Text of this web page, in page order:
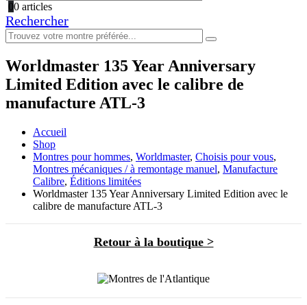
00 articles
Rechercher
Worldmaster 135 Year Anniversary
Limited Edition avec le calibre de
manufacture ATL-3
Accueil
Shop
Montres pour hommes, Worldmaster, Choisis pour vous,
Montres mécaniques / à remontage manuel, Manufacture
Calibre, Éditions limitées
Worldmaster 135 Year Anniversary Limited Edition avec le
calibre de manufacture ATL-3
Retour à la boutique >